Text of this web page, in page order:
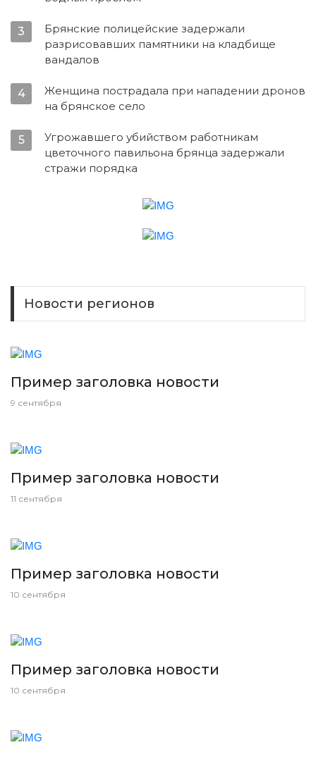
3
Брянские полицейские задержали
разрисовавших памятники на кладбище
вандалов
4
Женщина пострадала при нападении дронов
на брянское село
5
Угрожавшего убийством работникам
цветочного павильона брянца задержали
стражи порядка
Новости регионов
Пример заголовка новости
9 сентября
Пример заголовка новости
11 сентября
Пример заголовка новости
10 сентября
Пример заголовка новости
10 сентября